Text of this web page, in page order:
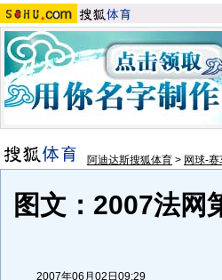
阿迪达斯搜狐体育 > 网球-
图文：2007法网
2007年06月02日09:29